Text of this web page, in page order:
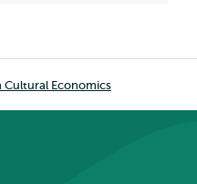
Cultural Economics